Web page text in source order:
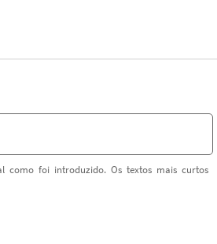
como foi introduzido. Os textos mais curtos